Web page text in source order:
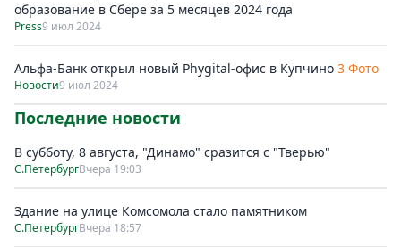
образование в Сбере за 5 месяцев 2024 года
Press9 июл 2024
Альфа-Банк открыл новый Phygital-офис в Купчино 3 Фото
Новости9 июл 2024
Последние новости
В субботу, 8 августа, "Динамо" сразится с "Тверью"
С.ПетербургВчера 19:03
Здание на улице Комсомола стало памятником
С.ПетербургВчера 18:57